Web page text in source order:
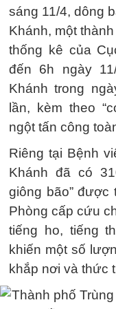
sáng 11/4, dông
Khánh, một
thống kê của
đến 6h ngày
Khánh trong
lần, kèm theo
ngột tấn công
Riêng tại Bệnh
Khánh đã có
giông bão” được
Phòng cấp cứu
tiếng ho, tiếng
khiến một số
khắp nơi và thức